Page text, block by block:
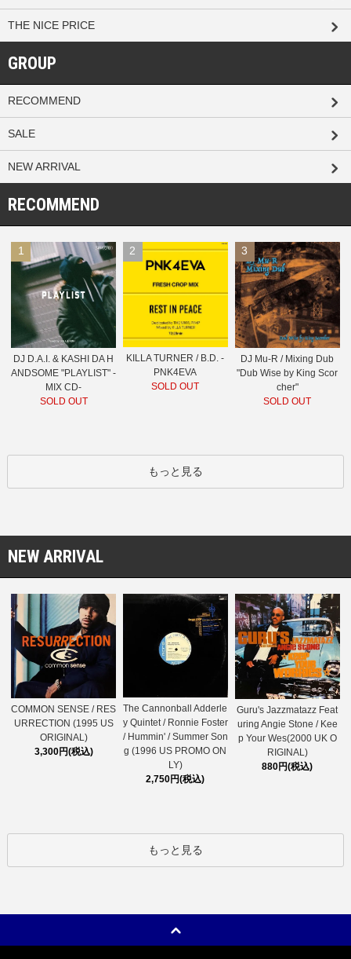
THE NICE PRICE
GROUP
RECOMMEND
SALE
NEW ARRIVAL
RECOMMEND
1
DJ D.A.I. & KASHI DA H
ANDSOME "PLAYLIST" -
MIX CD-
SOLD OUT
2
KILLA TURNER / B.D. -
PNK4EVA
SOLD OUT
3
DJ Mu-R / Mixing Dub
"Dub Wise by King Scor
cher"
SOLD OUT
もっと見る
NEW ARRIVAL
COMMON SENSE / RES
URRECTION (1995 US
ORIGINAL)
3,300円(税込)
The Cannonball Adderle
y Quintet / Ronnie Foster
/ Hummin' / Summer Son
g (1996 US PROMO ON
LY)
2,750円(税込)
Guru's Jazzmatazz Feat
uring Angie Stone / Kee
p Your Wes(2000 UK O
RIGINAL)
880円(税込)
もっと見る